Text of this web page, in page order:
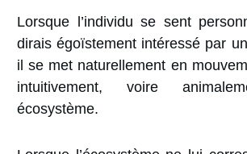
Lorsque l’individu se sent
dirais égoïstement intéressé par
il se met naturellement en
intuitivement, voire
écosystème.